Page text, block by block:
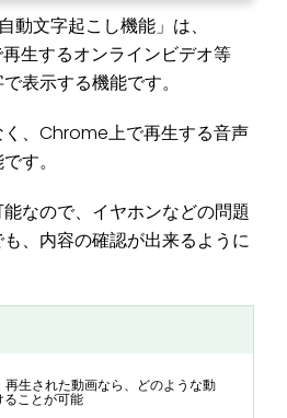
文字起こし機能」は、
生するオンラインビデオ等
表示する機能です。
、Chrome上で再生する音声
す。
なので、イヤホンなどの問題
、内容の確認が出来るように
生された動画なら、どのような動
ことが可能